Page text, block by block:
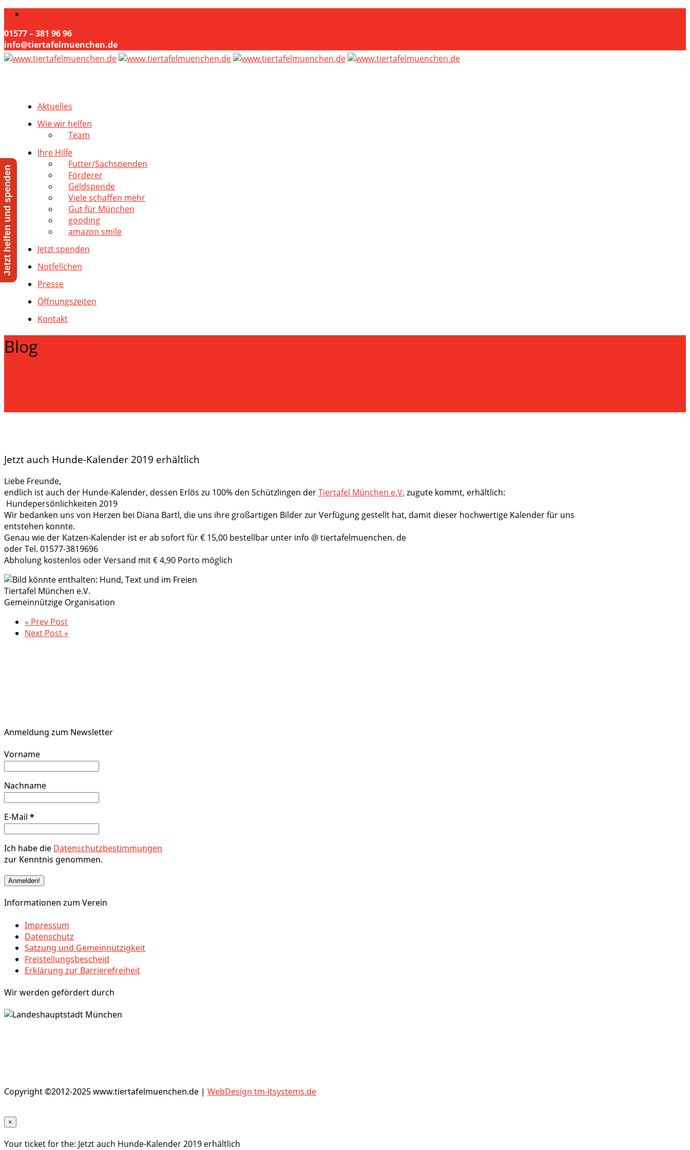
01577 – 381 96 96
info@tiertafelmuenchen.de
Aktuelles
Wie wir helfen
Team
Ihre Hilfe
Futter/Sachspenden
Förderer
Geldspende
Viele schaffen mehr
Gut für München
gooding
amazon smile
Jetzt spenden
Notfellchen
Presse
Öffnungszeiten
Kontakt
Blog
Jetzt auch Hunde-Kalender 2019 erhältlich
Liebe Freunde,
endlich ist auch der Hunde-Kalender, dessen Erlös zu 100% den Schützlingen derTiertafel München e.V. zugute kommt, erhältlich:
Hundepersönlichkeiten 2019
Wir bedanken uns von Herzen bei Diana Bartl, die uns ihre großartigen Bilder zur Verfügung gestellt hat, damit dieser hochwertige Kalender für uns
entstehen konnte.
Genau wie der Katzen-Kalender ist er ab sofort für € 15,00 bestellbar unter info @ tiertafelmuenchen. de
oder Tel. 01577-3819696
Abholung kostenlos oder Versand mit € 4,90 Porto möglich
Tiertafel München e.V.
Gemeinnützige Organisation
« Prev Post
Next Post »
Anmeldung zum Newsletter
Vorname
Nachname
E-Mail *
Ich habe die Datenschutzbestimmungen
zur Kenntnis genommen.
Informationen zum Verein
Impressum
Datenschutz
Satzung und Gemeinnützigkeit
Freistellungsbescheid
Erklärung zur Barrierefreiheit
Wir werden gefördert durch
Copyright ©2012-2025 www.tiertafelmuenchen.de | WebDesign tm-itsystems.de
×
Your ticket for the: Jetzt auch Hunde-Kalender 2019 erhältlich
Jetzt helfen und spenden